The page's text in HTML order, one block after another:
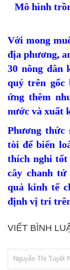
Mô hình
Với mong
địa phương,
30 nông dân
quý trên gốc
ứng thêm
nước và xuất
Phương thức
tòi để biến
thích nghi tốt
cây chanh
quả kinh tế
định vị trí
VIẾT BÌNH